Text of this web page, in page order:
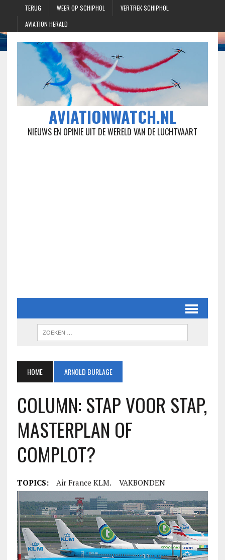
TERUG WEER OP SCHIPHOL
VERTREK SCHIPHOL
AVIATION HERALD
AVIATIONWATCH.NL
NIEUWS EN OPINIE UIT DE WERELD VAN DE LUCHTVAART
HOME ARNOLD BURLAGE
COLUMN: STAP VOOR STAP,
MASTERPLAN OF
COMPLOT?
TOPICS: Air France KLM. VAKBONDEN